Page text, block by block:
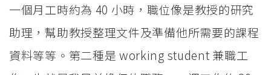
一個月工時約為 40 小時，職位像是教授的研究
助理，幫助教授整理文件及準備他所需要的課程
資料等等。第二種是 working student 兼職工